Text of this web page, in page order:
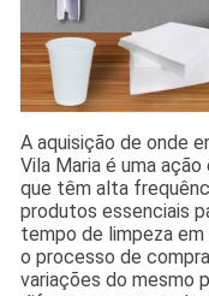
A aquisição de onde
Vila Maria é uma
que têm alta
produtos essenciais
tempo de limpeza
o processo de
variações do mesmo